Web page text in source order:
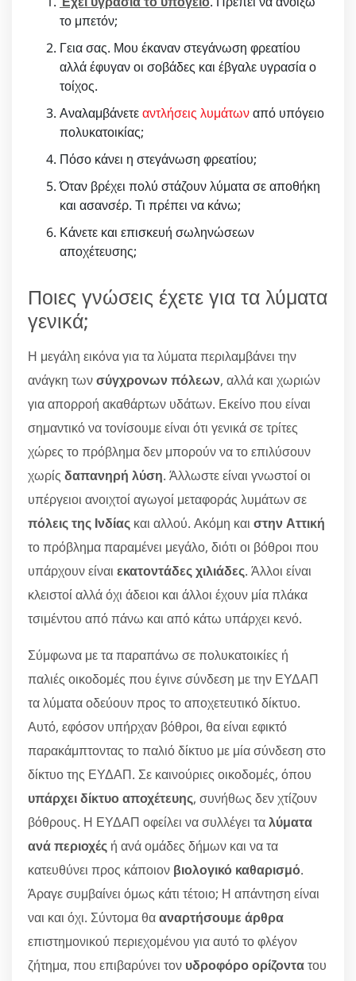
το μπετόν;
Γεια σας. Μου έκαναν στεγάνωση φρεατίου
αλλά έφυγαν οι σοβάδες και έβγαλε υγρασία ο
τοίχος.
Αναλαμβάνετεαντλήσεις λυμάτωναπό υπόγειο
πολυκατοικίας;
Πόσο κάνει η στεγάνωση φρεατίου;
Όταν βρέχει πολύ στάζουν λύματα σε αποθήκη
και ασανσέρ. Τι πρέπει να κάνω;
Κάνετε και επισκευή σωληνώσεων
αποχέτευσης;
Ποιες γνώσεις έχετε για τα λύματα
γενικά;
Η μεγάλη εικόνα για τα λύματα περιλαμβάνει την
ανάγκη τωνσύγχρονων πόλεων, αλλά και χωριών
για απορροή ακαθάρτων υδάτων. Εκείνο που είναι
σημαντικό να τονίσουμε είναι ότι γενικά σε τρίτες
χώρες το πρόβλημα δεν μπορούν να το επιλύσουν
χωρίς δαπανηρή λύση. Άλλωστε είναι γνωστοί οι
υπέργειοι ανοιχτοί αγωγοί μεταφοράς λυμάτων σε
πόλεις της Ινδίας και αλλού. Ακόμη και στην Αττική
το πρόβλημα παραμένει μεγάλο, διότι οι βόθροι που
υπάρχουν είναι εκατοντάδες χιλιάδες. Άλλοι είναι
κλειστοί αλλά όχι άδειοι και άλλοι έχουν μία πλάκα
τσιμέντου από πάνω και από κάτω υπάρχει κενό.
Σύμφωνα με τα παραπάνω σε πολυκατοικίες ή
παλιές οικοδομές που έγινε σύνδεση με την ΕΥΔΑΠ
τα λύματα οδεύουν προς το αποχετευτικό δίκτυο.
Αυτό, εφόσον υπήρχαν βόθροι, θα είναι εφικτό
παρακάμπτοντας το παλιό δίκτυο με μία σύνδεση στο
δίκτυο της ΕΥΔΑΠ. Σε καινούριες οικοδομές, όπου
υπάρχει δίκτυο αποχέτευης, συνήθως δεν χτίζουν
βόθρους. Η ΕΥΔΑΠ οφείλει να συλλέγει ταλύματα
ανά περιοχές ή ανά ομάδες δήμων και να τα
κατευθύνει προς κάποιον βιολογικό καθαρισμό.
Άραγε συμβαίνει όμως κάτι τέτοιο; Η απάντηση είναι
ναι και όχι. Σύντομα θααναρτήσουμε άρθρα
επιστημονικού περιεχομένου για αυτό το φλέγον
ζήτημα, που επιβαρύνει τον υδροφόρο ορίζοντατου